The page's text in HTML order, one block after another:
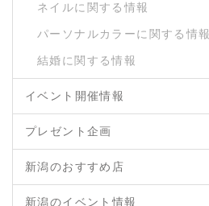
ネイルに関する情報
パーソナルカラーに関する情報
結婚に関する情報
イベント開催情報
プレゼント企画
新潟のおすすめ店
新潟のイベント情報